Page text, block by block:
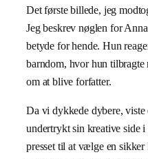
Det første billede, jeg
Jeg beskrev nøglen for
betyde for hende. Hun
barndom, hvor hun
om at blive forfatter.
Da vi dykkede dybere,
undertrykt sin kreative side
presset til at vælge en